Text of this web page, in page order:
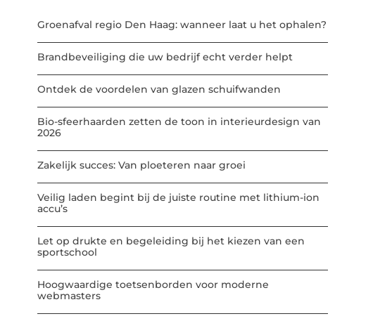
Groenafval regio Den Haag: wanneer laat u het ophalen?
Brandbeveiliging die uw bedrijf echt verder helpt
Ontdek de voordelen van glazen schuifwanden
Bio-sfeerhaarden zetten de toon in interieurdesign van
2026
Zakelijk succes: Van ploeteren naar groei
Veilig laden begint bij de juiste routine met lithium-ion
accu’s
Let op drukte en begeleiding bij het kiezen van een
sportschool
Hoogwaardige toetsenborden voor moderne
webmasters